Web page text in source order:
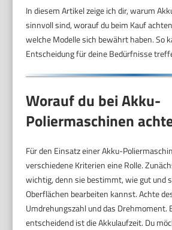
In diesem Artikel zeige ich dir, warum
sinnvoll sind, worauf du beim Kauf
welche Modelle sich bewährt haben. So
Entscheidung für deine Bedürfnisse
Worauf du bei Akku-
Poliermaschinen
Für den Einsatz einer Akku-
verschiedene Kriterien eine Rolle.
wichtig, denn sie bestimmt, wie gut und
Oberflächen bearbeiten kannst. Achte
Umdrehungszahl und das Drehmoment.
entscheidend ist die Akkulaufzeit. Du